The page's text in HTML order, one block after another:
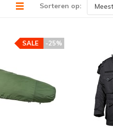
Sorteren op:
-25%
SALE